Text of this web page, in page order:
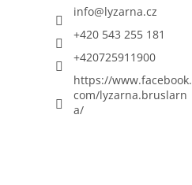
info@lyzarna.cz
+420 543 255 181
+420725911900
https://www.facebook.
com/lyzarna.bruslarn
a/